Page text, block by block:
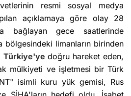
resmi sosyal medya
açıklamaya göre olay 28
bağlayan gece saatlerinde
bölgesindeki limanların birinden
Türkiye'ye doğru hareket eden,
mülkiyeti ve işletmesi bir Türk
isimli kuru yük gemisi, Rus